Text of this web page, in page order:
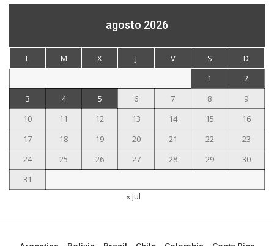
agosto 2026
L M X J V S
D
1
2
3
4 5 6 7 8
9
10
11 12 13 14 15
16
17
18 19 20 21 22
23
24
25 26 27 28 29
30
31
« Jul